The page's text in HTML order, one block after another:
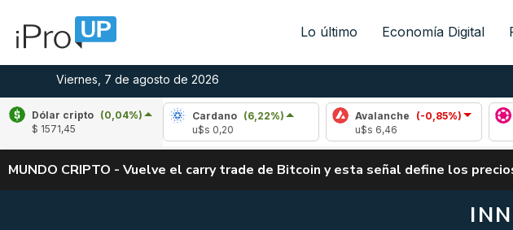
Lo último Economía Digital
Viernes, 7 de agosto de 2026
Dólar cripto (0,04%)
$ 1571,45
(-0,96%)
Cardano (6,22%)
Avalanche
(-0,85%)
Polkadot
MUNDO CRIPTO - Vuelve el carry trade de Bitcoin y esta señal define los